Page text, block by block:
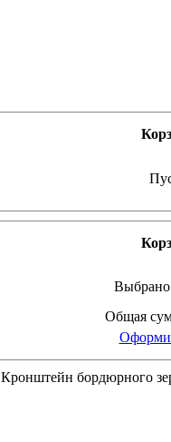
Общая
Кронштейн бордюрного